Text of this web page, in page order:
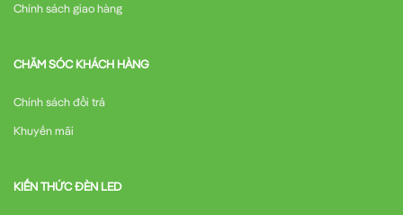
Chính sách giao hàng
CHĂM SÓC KHÁCH HÀNG
Chính sách đổi trả
Khuyến mãi
KIẾN THỨC ĐÈN LED